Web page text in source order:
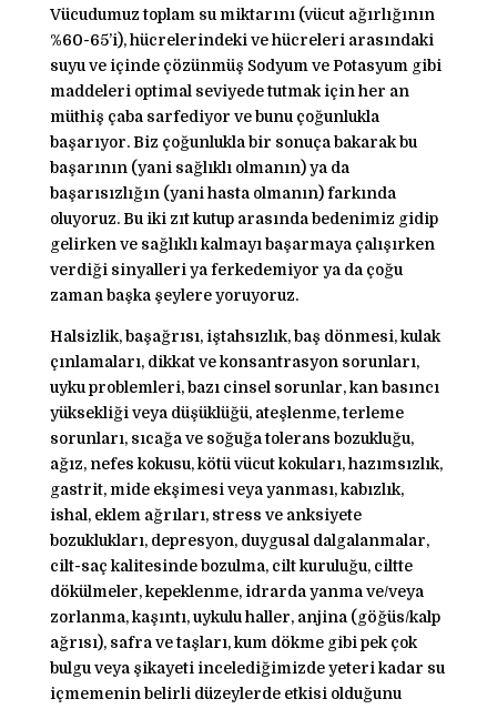
Vücudumuz toplam su miktarını (vücut ağırlığının
%60-65’i), hücrelerindeki ve hücreleri arasındaki
suyu ve içinde çözünmüş Sodyum ve Potasyum gibi
maddeleri optimal seviyede tutmak için her an
müthiş çaba sarfediyor ve bunu çoğunlukla
başarıyor. Biz çoğunlukla bir sonuça bakarak bu
başarının (yani sağlıklı olmanın) ya da
başarısızlığın (yani hasta olmanın) farkında
oluyoruz. Bu iki zıt kutup arasında bedenimiz gidip
gelirken ve sağlıklı kalmayı başarmaya çalışırken
verdiği sinyalleri ya ferkedemiyor ya da çoğu
zaman başka şeylere yoruyoruz.
Halsizlik, başağrısı, iştahsızlık, baş dönmesi, kulak
çınlamaları, dikkat ve konsantrasyon sorunları,
uyku problemleri, bazı cinsel sorunlar, kan basıncı
yüksekliği veya düşüklüğü, ateşlenme, terleme
sorunları, sıcağa ve soğuğa tolerans bozukluğu,
ağız, nefes kokusu, kötü vücut kokuları, hazımsızlık,
gastrit, mide ekşimesi veya yanması, kabızlık,
ishal, eklem ağrıları, stress ve anksiyete
bozuklukları, depresyon, duygusal dalgalanmalar,
cilt-saç kalitesinde bozulma, cilt kuruluğu, ciltte
dökülmeler, kepeklenme, idrarda yanma ve/veya
zorlanma, kaşıntı, uykulu haller, anjina (göğüs/kalp
ağrısı), safra ve taşları, kum dökme gibi pek çok
bulgu veya şikayeti incelediğimizde yeteri kadar su
içmemenin belirli düzeylerde etkisi olduğunu